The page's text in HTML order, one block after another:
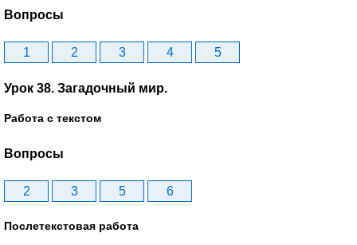
Вопросы
1 2 3 4 5
Урок 38. Загадочный мир.
Работа с текстом
Вопросы
2 3 5 6
Послетекстовая работа